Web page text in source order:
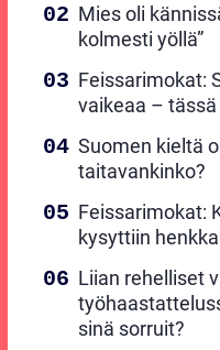
Mies oli
kolmesti yöllä”
Feissarimokat:
vaikeaa –
Suomen kieltä
taitavankinko?
Feissarimokat:
kysyttiin
Liian rehelliset
sinä sorruit?